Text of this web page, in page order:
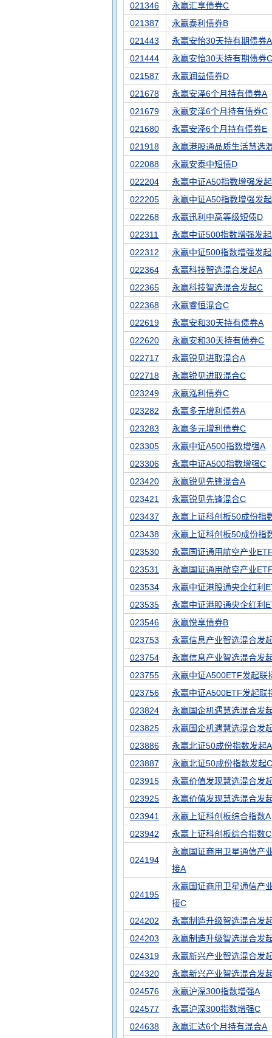
021346
永赢汇享债券C
021387
永赢泰利债券B
021443
永赢安怡30天持有期债券A
021444
永赢安怡30天持有期债券
021587
永赢润益债券D
021678
永赢安泽6个月持有债券A
021679
永赢安泽6个月持有债券C
021680
永赢安泽6个月持有债券E
021918
永赢港股通品质生活慧选
022088
永赢安泰中短债D
022204
永赢中证A50指数增强发
022205
永赢中证A50指数增强发
022268
永赢迅利中高等级短债D
022311
永赢中证500指数增强发
022312
永赢中证500指数增强发
022364
永赢科技智选混合发起A
022365
永赢科技智选混合发起C
022368
永赢睿恒混合C
022619
永赢安和30天持有债券A
022620
永赢安和30天持有债券C
022717
永赢锐见进取混合A
022718
永赢锐见进取混合C
023249
永赢泓利债券C
023282
永赢多元增利债券A
023283
永赢多元增利债券C
023305
永赢中证A500指数增强A
023306
永赢中证A500指数增强C
023420
永赢锐见先锋混合A
023421
永赢锐见先锋混合C
023437
永赢上证科创板50成份指
023438
永赢上证科创板50成份指
023530
永赢国证通用航空产业
023531
永赢国证通用航空产业
023534
永赢中证港股通央企红利
023535
永赢中证港股通央企红利
023546
永赢悦享债券B
023753
永赢信息产业智选混合发
023754
永赢信息产业智选混合发
023755
永赢中证A500ETF发起联
023756
永赢中证A500ETF发起联
023824
永赢国企机遇慧选混合发
023825
永赢国企机遇慧选混合发
023886
永赢北证50成份指数发起A
023887
永赢北证50成份指数发起
023915
永赢价值发现慧选混合发
023925
永赢价值发现慧选混合发
023941
永赢上证科创板综合指数A
023942
永赢上证科创板综合指数C
024194
永赢国证商用卫星通信产
接A
024195
永赢国证商用卫星通信产
接C
024202
永赢制造升级智选混合发
024203
永赢制造升级智选混合发
024319
永赢新兴产业智选混合发
024320
永赢新兴产业智选混合发
024576
永赢沪深300指数增强A
024577
永赢沪深300指数增强C
024638
永赢汇达6个月持有混合A